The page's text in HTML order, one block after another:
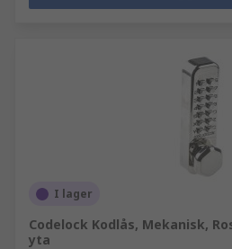
I lager
Codelock Kodlås, Mekanisk,
yta